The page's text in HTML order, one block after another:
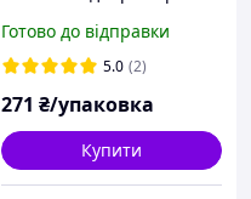
Готово до відправки
5.0 (2)
271 ₴/упаковка
Купити